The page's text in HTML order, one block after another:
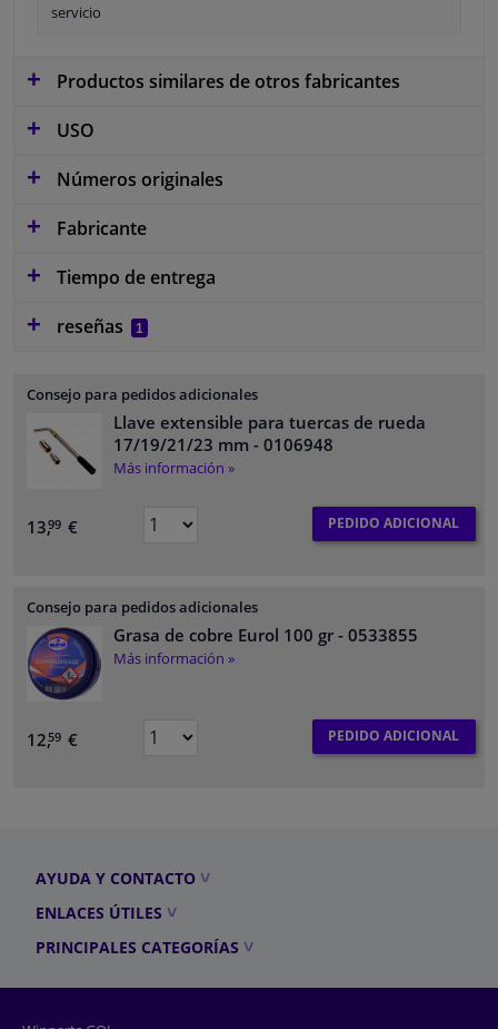
servicio
Productos similares de otros fabricantes
USO
Números originales
Fabricante
Tiempo de entrega
reseñas
1
Consejo para pedidos adicionales
Llave extensible para tuercas de rueda
17/19/21/23 mm - 0106948
Más información »
13,99 € PEDIDO ADICIONAL
Consejo para pedidos adicionales
Grasa de cobre Eurol 100 gr - 0533855
Más información »
12,59 € PEDIDO ADICIONAL
AYUDA Y CONTACTO
ENLACES ÚTILES
PRINCIPALES CATEGORÍAS